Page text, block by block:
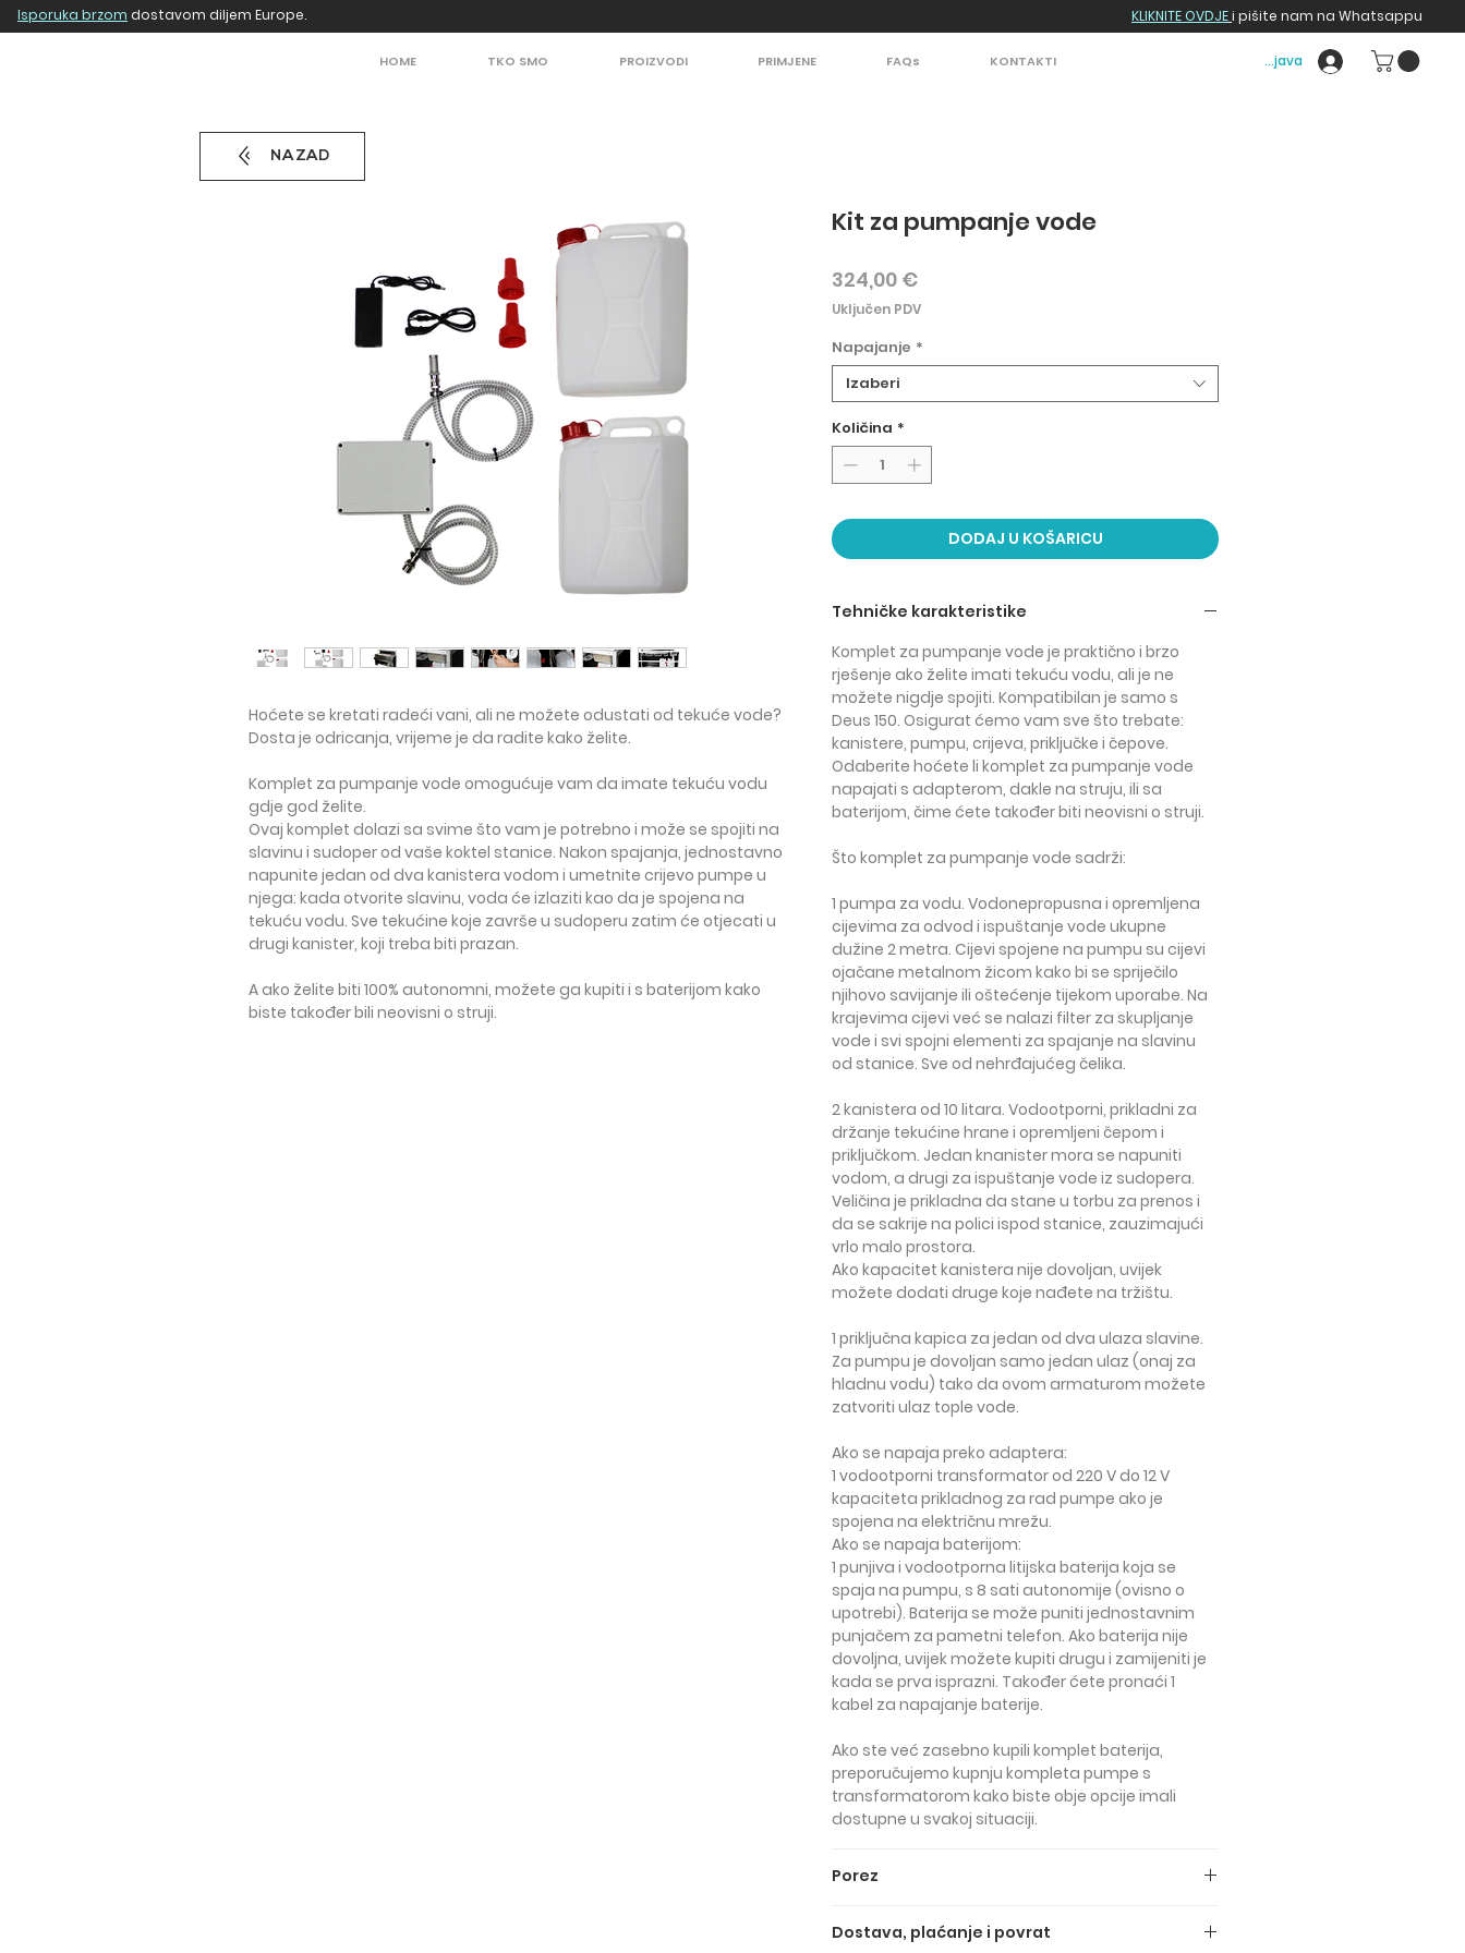
Isporuka brzom dostavom diljem Europe. KLIKNITE OVDJEi pišite nam na Whatsappu
HOME TKO SMO PROIZVODI PRIMJENE FAQs KONTAKTI Prijava
NAZAD
Hoćete se kretati radeći vani, ali ne možete odustati od tekuće vode?
Dosta je odricanja, vrijeme je da radite kako želite.
Komplet za pumpanje vode omogućuje vam da imate tekuću vodu
gdje god želite.
Ovaj komplet dolazi sa svime što vam je potrebno i može se spojiti na
slavinu i sudoper od vaše koktel stanice. Nakon spajanja, jednostavno
napunite jedan od dva kanistera vodom i umetnite crijevo pumpe u
njega: kada otvorite slavinu, voda će izlaziti kao da je spojena na
tekuću vodu. Sve tekućine koje završe u sudoperu zatim će otjecati u
drugi kanister, koji treba biti prazan.
A ako želite biti 100% autonomni, možete ga kupiti i s baterijom kako
biste također bili neovisni o struji.
Kit za pumpanje vode
324,00 €Cijena
Uključen PDV
Napajanje *
Izaberi
Količina *
DODAJ U KOŠARICU
Tehničke karakteristike
Komplet za pumpanje vode je praktično i brzo
rješenje ako želite imati tekuću vodu, ali je ne
možete nigdje spojiti. Kompatibilan je samo s
Deus 150. Osigurat ćemo vam sve što trebate:
kanistere, pumpu, crijeva, priključke i čepove.
Odaberite hoćete li komplet za pumpanje vode
napajati s adapterom, dakle na struju, ili sa
baterijom, čime ćete također biti neovisni o struji.
Što komplet za pumpanje vode sadrži:
1 pumpa za vodu. Vodonepropusna i opremljena
cijevima za odvod i ispuštanje vode ukupne
dužine 2 metra. Cijevi spojene na pumpu su cijevi
ojačane metalnom žicom kako bi se spriječilo
njihovo savijanje ili oštećenje tijekom uporabe. Na
krajevima cijevi već se nalazi filter za skupljanje
vode i svi spojni elementi za spajanje na slavinu
od stanice. Sve od nehrđajućeg čelika.
2 kanistera od 10 litara. Vodootporni, prikladni za
držanje tekućine hrane i opremljeni čepom i
priključkom. Jedan knanister mora se napuniti
vodom, a drugi za ispuštanje vode iz sudopera.
Veličina je prikladna da stane u torbu za prenos i
da se sakrije na polici ispod stanice, zauzimajući
vrlo malo prostora.
Ako kapacitet kanistera nije dovoljan, uvijek
možete dodati druge koje nađete na tržištu.
1 priključna kapica za jedan od dva ulaza slavine.
Za pumpu je dovoljan samo jedan ulaz (onaj za
hladnu vodu) tako da ovom armaturom možete
zatvoriti ulaz tople vode.
Ako se napaja preko adaptera:
1 vodootporni transformator od 220 V do 12 V
kapaciteta prikladnog za rad pumpe ako je
spojena na električnu mrežu.
Ako se napaja baterijom:
1 punjiva i vodootporna litijska baterija koja se
spaja na pumpu, s 8 sati autonomije (ovisno o
upotrebi). Baterija se može puniti jednostavnim
punjačem za pametni telefon. Ako baterija nije
dovoljna, uvijek možete kupiti drugu i zamijeniti je
kada se prva isprazni. Također ćete pronaći 1
kabel za napajanje baterije.
Ako ste već zasebno kupili komplet baterija,
preporučujemo kupnju kompleta pumpe s
transformatorom kako biste obje opcije imali
dostupne u svakoj situaciji.
Porez
Cijene BEZ PDV-a su sljedeće:
Dostava, plaćanje i povrat